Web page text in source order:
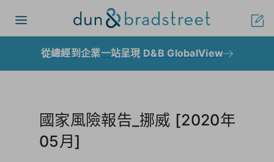
Toggle
從總經到企業一站呈現 D&B GlobalView
國家風險報告_挪威 [2020年
05月]